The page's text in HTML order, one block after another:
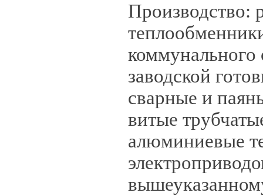
Производство:
коммунального
заводской
сварные и
витые
алюминиевые